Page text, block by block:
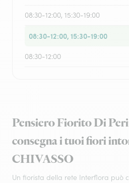
08:30-12:00, 15:30-19:00
08:30-12:00, 15:30-19:00
08:30-12:00
Pensiero Fiorito Di
consegna i tuoi fiori
CHIVASSO
Un fiorista della rete Interflora può